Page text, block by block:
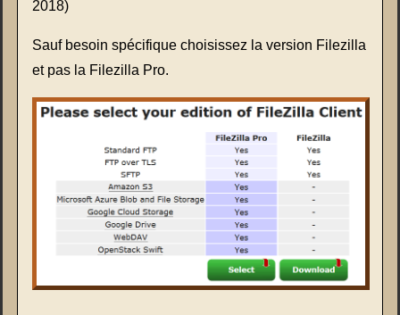
2018)
Sauf besoin spécifique choisissez la version Filezilla
et pas la Filezilla Pro.